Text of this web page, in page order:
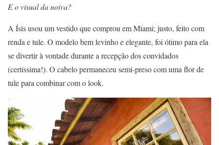
E o visual da noiva?
A Ísis usou um vestido que comprou em Miami; justo, feito com
renda e tule. O modelo bem levinho e elegante, foi ótimo para ela
se divertir à vontade durante a recepção dos convidados
(certíssima!). O cabelo permaneceu semi-preso com uma flor de
tule para combinar com o look.